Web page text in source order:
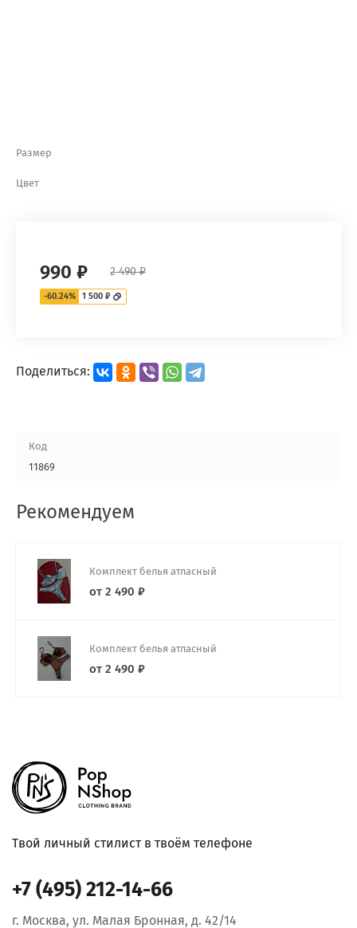
Размер
Цвет
990 ₽ 2 490 ₽
-60.24% 1 500 ₽
Поделиться:
Код
11869
Рекомендуем
Комплект белья атласный
от 2 490 ₽
Комплект белья атласный
от 2 490 ₽
Твой личный стилист в твоём телефоне
+7 (495) 212-14-66
г. Москва, ул. Малая Бронная, д. 42/14